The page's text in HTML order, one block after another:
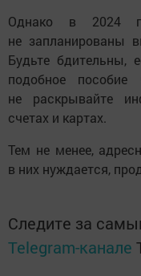
Однако в 2024
не запланированы
Будьте бдительны,
подобное
не раскрывайте
счетах и картах.
Тем не менее,
в них нуждается,
Следите за
Telegram-канале